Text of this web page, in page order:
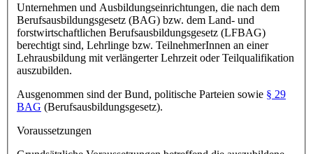
Unternehmen und Ausbildungseinrichtungen, die nach dem
Berufsausbildungsgesetz (BAG) bzw. dem Land- und
forstwirtschaftlichen Berufsausbildungsgesetz (LFBAG)
berechtigt sind, Lehrlinge bzw. TeilnehmerInnen an einer
Lehrausbildung mit verlängerter Lehrzeit oder Teilqualifikation
auszubilden.
Ausgenommen sind der Bund, politische Parteien sowie § 29
BAG (Berufsausbildungsgesetz).
Voraussetzungen